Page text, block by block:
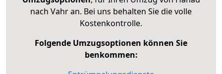
nach Vahr an. Bei uns behalten Sie die volle
Kostenkontrolle.
Folgende Umzugsoptionen können Sie
benkommen: